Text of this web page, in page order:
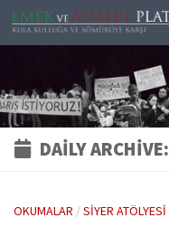
Skip to content
DAILY ARCHIVE:
OKUMALAR /SIYER ATÖLYESI